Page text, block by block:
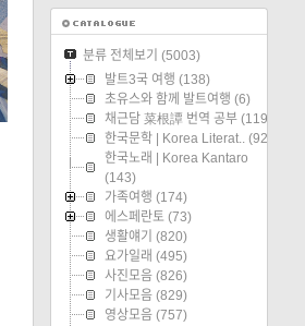
분류 전체보기 (5003)
발트3국 여행 (138)
초유스와 함께 발트여행 (6)
채근담 菜根譚 번역 공부 (119)
한국문학 | Korea Literat.. (92)
한국노래 | Korea Kantaro
(143)
가족여행 (174)
에스페란토 (73)
생활얘기 (820)
요가일래 (495)
사진모음 (826)
기사모음 (829)
영상모음 (757)